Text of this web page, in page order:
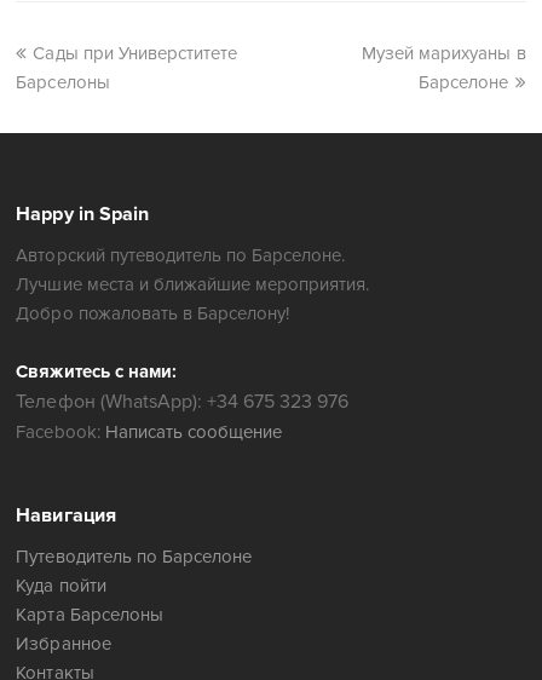
Сады при Универститете
Барселоны
Музей марихуаны в
Барселоне
Happy in Spain
Авторский путеводитель по Барселоне.
Лучшие места и ближайшие мероприятия.
Добро пожаловать в Барселону!
Свяжитесь с нами:
Телефон (WhatsApp): +34 675 323 976
Facebook: Написать сообщение
Навигация
Путеводитель по Барселоне
Куда пойти
Карта Барселоны
Избранное
Контакты